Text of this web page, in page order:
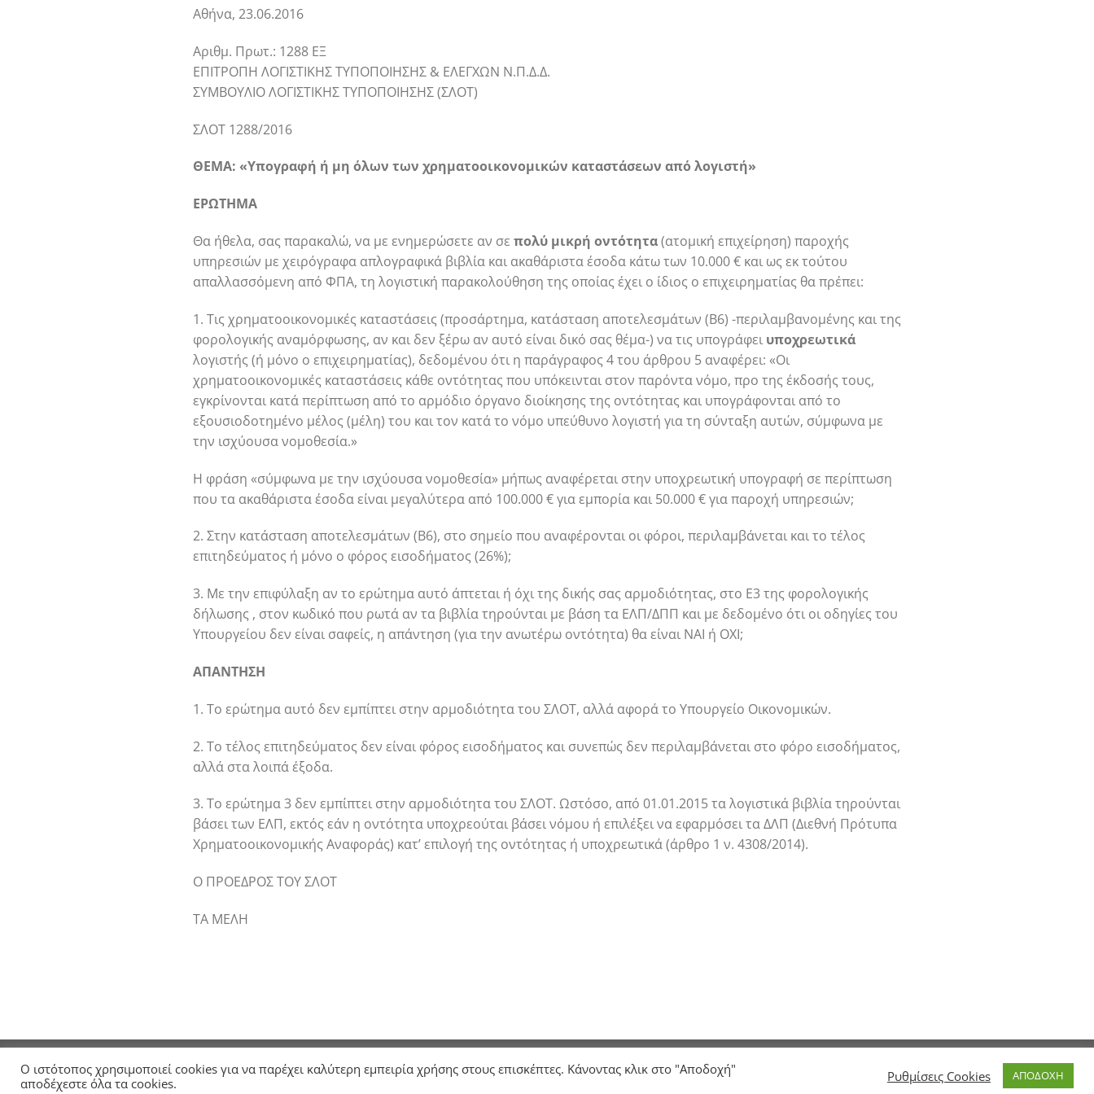
Αθήνα, 23.06.2016
Αριθμ. Πρωτ.: 1288 ΕΞ
ΕΠΙΤΡΟΠΗ ΛΟΓΙΣΤΙΚΗΣ ΤΥΠΟΠΟΙΗΣΗΣ & ΕΛΕΓΧΩΝ Ν.Π.Δ.Δ.
ΣΥΜΒΟΥΛΙΟ ΛΟΓΙΣΤΙΚΗΣ ΤΥΠΟΠΟΙΗΣΗΣ (ΣΛΟΤ)
ΣΛΟΤ 1288/2016
ΘΕΜΑ: «Υπογραφή ή μη όλων των χρηματοοικονομικών καταστάσεων από λογιστή»
ΕΡΩΤΗΜΑ
Θα ήθελα, σας παρακαλώ, να με ενημερώσετε αν σε πολύ μικρή οντότητα(ατομική επιχείρηση) παροχής
υπηρεσιών με χειρόγραφα απλογραφικά βιβλία και ακαθάριστα έσοδα κάτω των 10.000 € και ως εκ τούτου
απαλλασσόμενη από ΦΠΑ, τη λογιστική παρακολούθηση της οποίας έχει ο ίδιος ο επιχειρηματίας θα πρέπει:
1. Τις χρηματοοικονομικές καταστάσεις (προσάρτημα, κατάσταση αποτελεσμάτων (Β6) -περιλαμβανομένης και της
φορολογικής αναμόρφωσης, αν και δεν ξέρω αν αυτό είναι δικό σας θέμα-) να τις υπογράφει υποχρεωτικά
λογιστής (ή μόνο ο επιχειρηματίας), δεδομένου ότι η παράγραφος 4 του άρθρου 5 αναφέρει: «Οι
χρηματοοικονομικές καταστάσεις κάθε οντότητας που υπόκεινται στον παρόντα νόμο, προ της έκδοσής τους,
εγκρίνονται κατά περίπτωση από το αρμόδιο όργανο διοίκησης της οντότητας και υπογράφονται από το
εξουσιοδοτημένο μέλος (μέλη) του και τον κατά το νόμο υπεύθυνο λογιστή για τη σύνταξη αυτών, σύμφωνα με
την ισχύουσα νομοθεσία.»
Η φράση «σύμφωνα με την ισχύουσα νομοθεσία» μήπως αναφέρεται στην υποχρεωτική υπογραφή σε περίπτωση
που τα ακαθάριστα έσοδα είναι μεγαλύτερα από 100.000 € για εμπορία και 50.000 € για παροχή υπηρεσιών;
2. Στην κατάσταση αποτελεσμάτων (Β6), στο σημείο που αναφέρονται οι φόροι, περιλαμβάνεται και το τέλος
επιτηδεύματος ή μόνο ο φόρος εισοδήματος (26%);
3. Με την επιφύλαξη αν το ερώτημα αυτό άπτεται ή όχι της δικής σας αρμοδιότητας, στο Ε3 της φορολογικής
δήλωσης , στον κωδικό που ρωτά αν τα βιβλία τηρούνται με βάση τα ΕΛΠ/ΔΠΠ και με δεδομένο ότι οι οδηγίες του
Υπουργείου δεν είναι σαφείς, η απάντηση (για την ανωτέρω οντότητα) θα είναι ΝΑΙ ή ΟΧΙ;
ΑΠΑΝΤΗΣΗ
1. To ερώτημα αυτό δεν εμπίπτει στην αρμοδιότητα του ΣΛΟΤ, αλλά αφορά το Υπουργείο Οικονομικών.
2. Το τέλος επιτηδεύματος δεν είναι φόρος εισοδήματος και συνεπώς δεν περιλαμβάνεται στο φόρο εισοδήματος,
αλλά στα λοιπά έξοδα.
3. Το ερώτημα 3 δεν εμπίπτει στην αρμοδιότητα του ΣΛΟΤ. Ωστόσο, από 01.01.2015 τα λογιστικά βιβλία τηρούνται
βάσει των ΕΛΠ, εκτός εάν η οντότητα υποχρεούται βάσει νόμου ή επιλέξει να εφαρμόσει τα ΔΛΠ (Διεθνή Πρότυπα
Χρηματοοικονομικής Αναφοράς) κατ’ επιλογή της οντότητας ή υποχρεωτικά (άρθρο 1 ν. 4308/2014).
Ο ΠΡΟΕΔΡΟΣ ΤΟΥ ΣΛΟΤ
ΤΑ ΜΕΛΗ
Copyright 2026 © ELTE
Ο ιστότοπος χρησιμοποιεί cookies για να παρέχει καλύτερη εμπειρία χρήσης στους επισκέπτες. Κάνοντας κλικ στο "Αποδοχή"
αποδέχεστε όλα τα cookies.
Ρυθμίσεις Cookies ΑΠΟΔΟΧΗ